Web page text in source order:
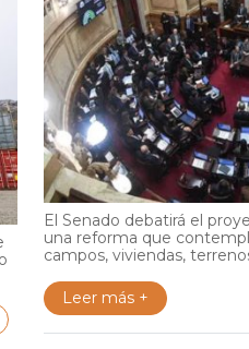
El Senado debatirá el
una reforma que
campos, viviendas,
Leer más +